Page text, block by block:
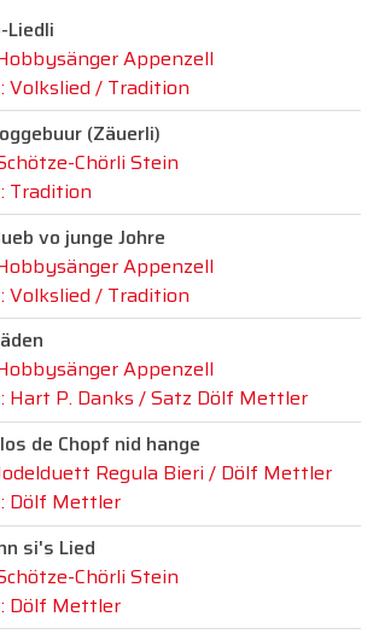
Liedli
Appenzell
Volkslied / Tradition
(Zäuerli)
Chörli Stein
Tradition
vo junge Johre
Appenzell
Volkslied / Tradition
Appenzell
Hart P. Danks / Satz Dölf Mettler
de Chopf nid hange
Regula Bieri / Dölf Mettler
Dölf Mettler
si's Lied
Chörli Stein
Dölf Mettler